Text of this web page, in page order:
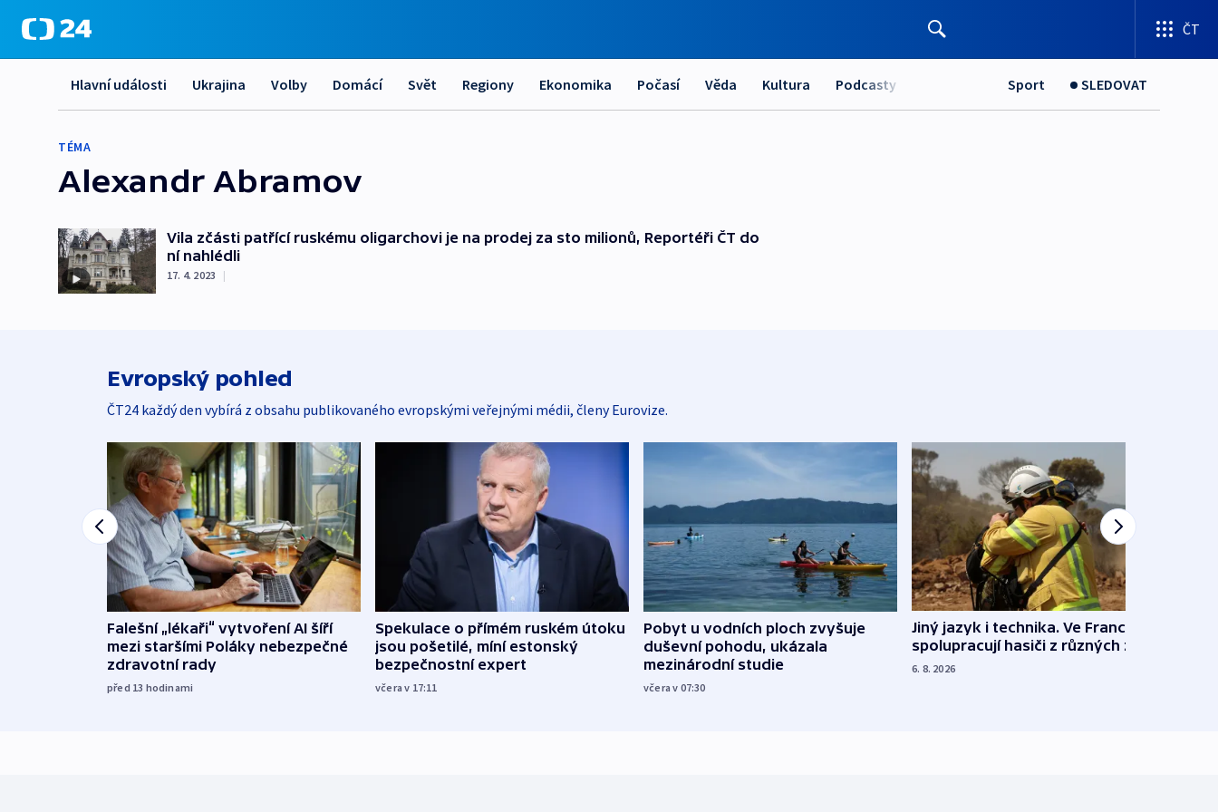
ČT
Hlavní události Ukrajina Volby Domácí Svět Regiony Ekonomika Počasí Věda Kultura Podcasty Sport SLEDOVAT
TÉMA
Alexandr Abramov
Vila zčásti patřící ruskému oligarchovi je na prodej za sto milionů, Reportéři ČT do
ní nahlédli
17. 4. 2023 |
Evropský pohled
ČT24 každý den vybírá z obsahu publikovaného evropskými veřejnými médii, členy Eurovize.
Falešní „lékaři“ vytvoření AI šíří
mezi staršími Poláky nebezpečné
zdravotní rady
před 13 hodinami
Spekulace o přímém ruském útoku
jsou pošetilé, míní estonský
bezpečnostní expert
včera v 17:11
Pobyt u vodních ploch zvyšuje
duševní pohodu, ukázala
mezinárodní studie
včera v 07:30
Jiný jazyk i technika. Ve Francii
spolupracují hasiči z různých zemí
6. 8. 2026